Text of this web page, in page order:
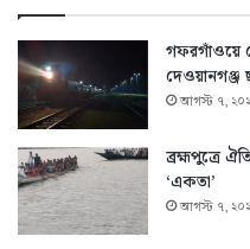
গফরগাঁওয়ে
দেওয়ানগঞ্জ
আগস্ট ৭,
ব্রহ্মপুত্রে
‘একতা’
আগস্ট ৭,